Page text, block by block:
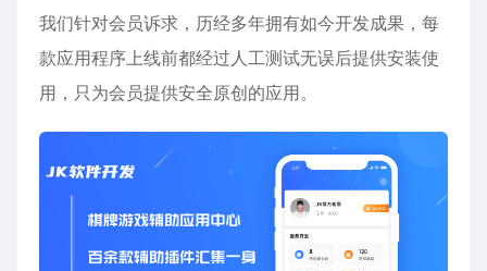
我们针对会员诉求，历经多年拥有如今开发成果，每
款应用程序上线前都经过人工测试无误后提供安装使
用，只为会员提供安全原创的应用。